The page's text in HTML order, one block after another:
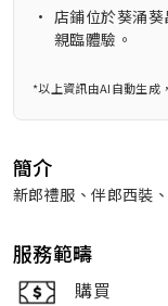
• 店鋪位於葵涌
親臨體驗。
*以上資訊由AI自動生成
簡介
新郎禮服、伴郎西裝
服務範疇
購買